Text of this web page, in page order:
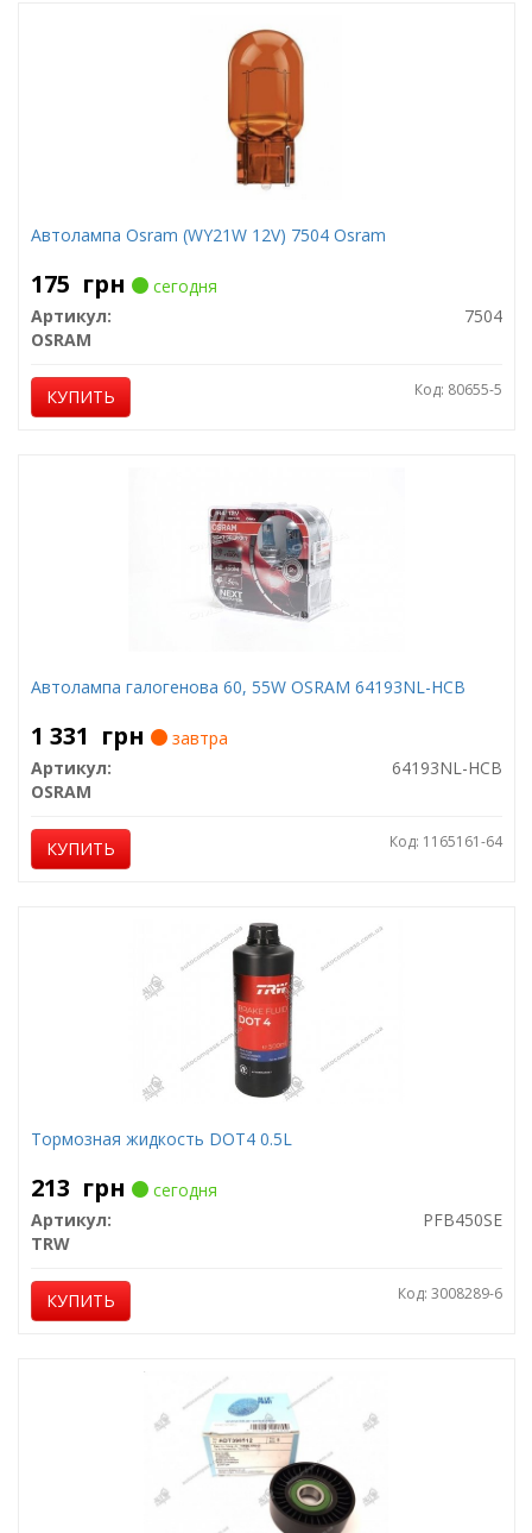
Автолампа Osram (WY21W 12V) 7504 Osram
175 грн
сегодня
Артикул:
7504
OSRAM
КУПИТЬ Код: 80655-5
Автолампа галогенова 60, 55W OSRAM 64193NL-HCB
1 331 грн
завтра
Артикул:
64193NL-HCB
OSRAM
КУПИТЬ Код: 1165161-64
Тормозная жидкость DOT4 0.5L
213 грн
сегодня
Артикул:
PFB450SE
TRW
КУПИТЬ Код: 3008289-6